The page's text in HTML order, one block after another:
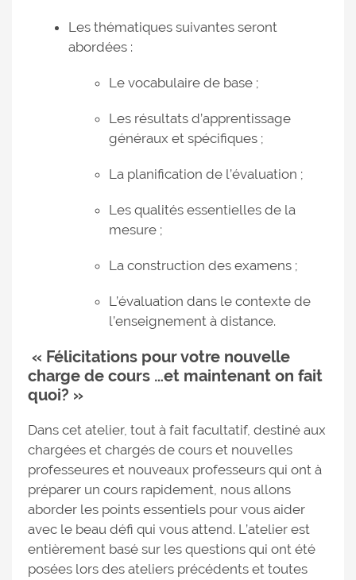
Les thématiques suivantes seront
abordées :
Le vocabulaire de base ;
Les résultats d’apprentissage
généraux et spécifiques ;
La planification de l’évaluation ;
Les qualités essentielles de la
mesure ;
La construction des examens ;
L’évaluation dans le contexte de
l’enseignement à distance.
« Félicitations pour votre nouvelle
charge de cours …et maintenant on fait
quoi? »
Dans cet atelier, tout à fait facultatif, destiné aux
chargées et chargés de cours et nouvelles
professeures et nouveaux professeurs qui ont à
préparer un cours rapidement, nous allons
aborder les points essentiels pour vous aider
avec le beau défi qui vous attend. L’atelier est
entièrement basé sur les questions qui ont été
posées lors des ateliers précédents et toutes